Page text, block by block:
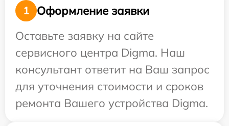
1
Оформление заявки
Оставьте заявку на сайте
сервисного центра Digma. Наш
консультант ответит на Ваш запрос
для уточнения стоимости и сроков
ремонта Вашего устройства Digma.